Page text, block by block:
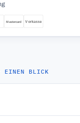
EINEN BLICK